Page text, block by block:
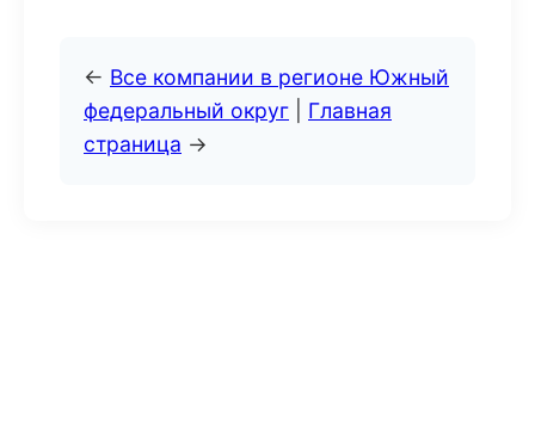
← Все компании в регионе Южный
федеральный округ
Главная
страница →